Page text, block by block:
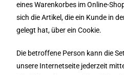
eines Warenkorbes im Online-
sich die Artikel, die ein Kunde in
gelegt hat, über ein Cookie.
Die betroffene Person kann die
unsere Internetseite jederzeit